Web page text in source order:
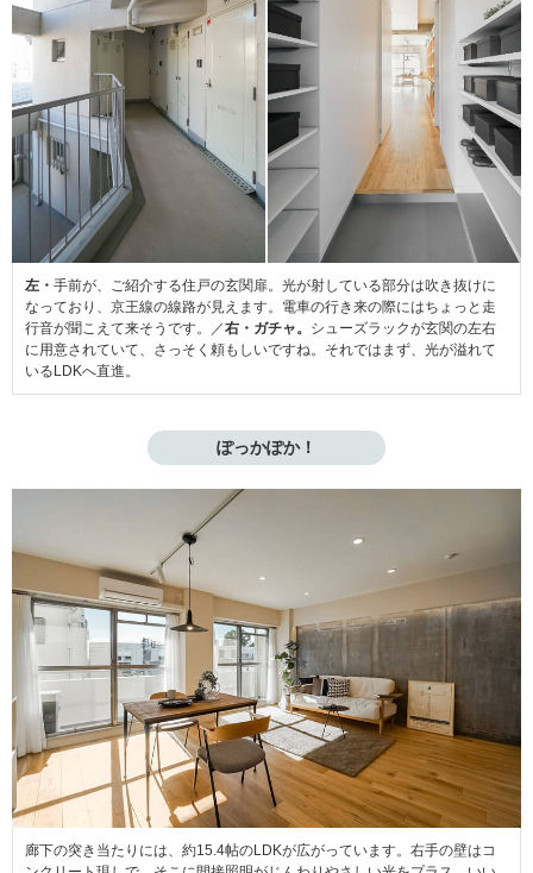
左・ 手前が、ご紹介する住戸の玄関扉。光が射している部分は吹き抜けに
なっており、京王線の線路が見えます。電車の行き来の際にはちょっと走
行音が聞こえて来そうです。／右・ガチャ。 シューズラックが玄関の左右
に用意されていて、さっそく頼もしいですね。それではまず、光が溢れて
いるLDKへ直進。
ぽっかぽか！
廊下の突き当たりには、約15.4帖のLDKが広がっています。右手の壁はコ